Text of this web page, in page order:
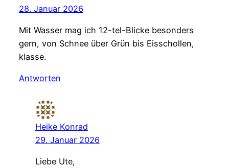
28. Januar 2026
Mit Wasser mag ich 12-tel-Blicke besonders
gern, von Schnee über Grün bis Eisschollen,
klasse.
Antworten
Heike Konrad
29. Januar 2026
Liebe Ute,